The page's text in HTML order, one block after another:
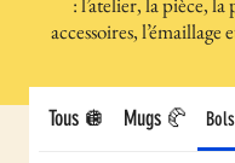
accessoires, l’émaillage
Tous 🪩 Mugs 🥐